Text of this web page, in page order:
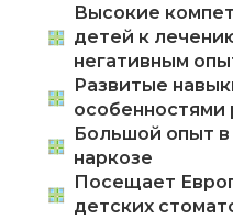
Высокие
детей к
негативным
Развитые
особенностями
Большой опыт в
наркозе
Посещает
детских